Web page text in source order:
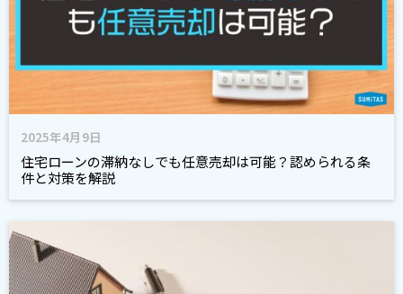
2025年4月9日
住宅ローンの滞納なしでも任意売却は可能？認められる条
件と対策を解説